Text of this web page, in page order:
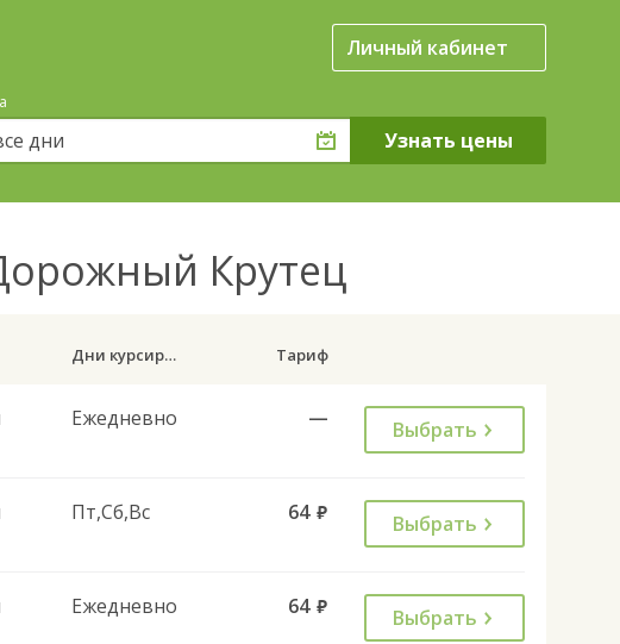
Личный кабинет
дни
Крутец
Дни курсирования Тариф
Ежедневно — Выбрать
Пт,Сб,Вс 64 руб. Выбрать
Ежедневно 64 руб. Выбрать